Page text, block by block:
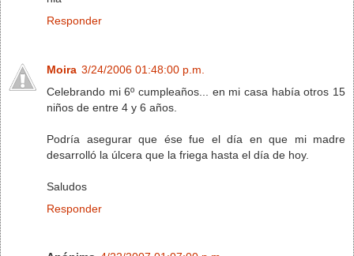
Responder
Moira 3/24/2006 01:48:00 p.m.
Celebrando mi 6º cumpleaños... en mi casa había otros 15
niños de entre 4 y 6 años.
Podría asegurar que ése fue el día en que mi madre
desarrolló la úlcera que la friega hasta el día de hoy.
Saludos
Responder